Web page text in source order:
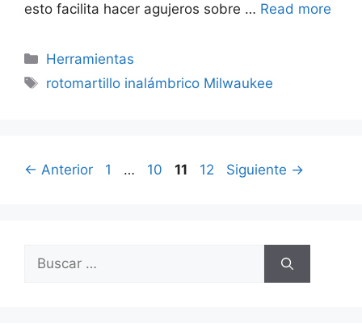
esto facilita hacer agujeros sobre … Read more
Categorías
Herramientas
Etiquetas
rotomartillo inalámbrico Milwaukee
← Anterior Página
1 … Página
10 Página
11 Página
12 Siguiente →
Buscar: